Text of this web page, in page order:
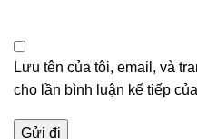
Lưu tên của tôi, email, và
cho lần bình luận kế tiếp